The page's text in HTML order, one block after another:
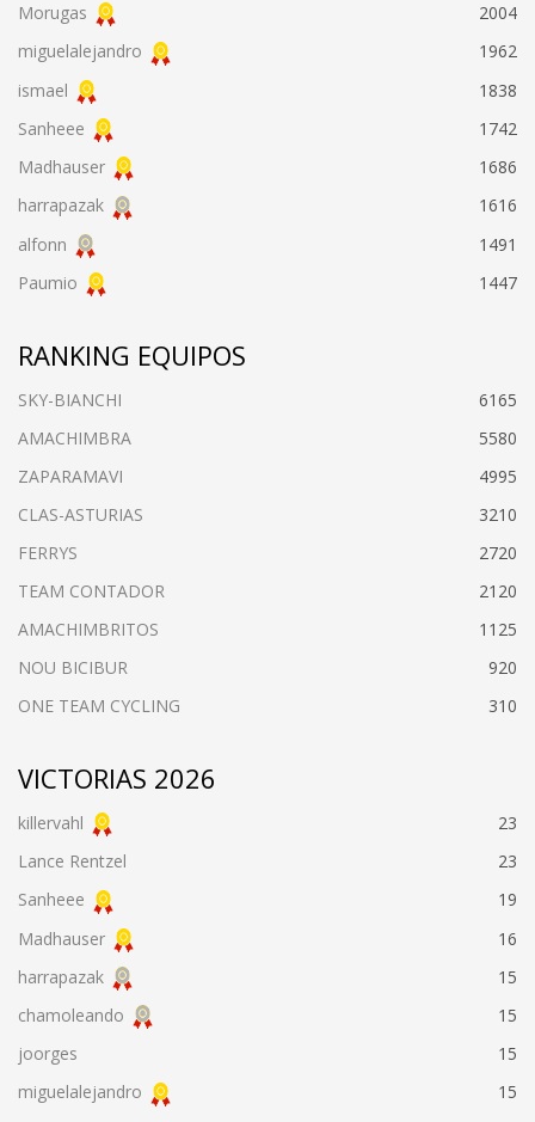
Morugas
2004
miguelalejandro
1962
ismael
1838
Sanheee
1742
Madhauser
1686
harrapazak
1616
alfonn
1491
Paumio
1447
RANKING EQUIPOS
SKY-BIANCHI
6165
AMACHIMBRA
5580
ZAPARAMAVI
4995
CLAS-ASTURIAS
3210
FERRYS
2720
TEAM CONTADOR
2120
AMACHIMBRITOS
1125
NOU BICIBUR
920
ONE TEAM CYCLING
310
VICTORIAS 2026
killervahl
23
Lance Rentzel
23
Sanheee
19
Madhauser
16
harrapazak
15
chamoleando
15
joorges
15
miguelalejandro
15